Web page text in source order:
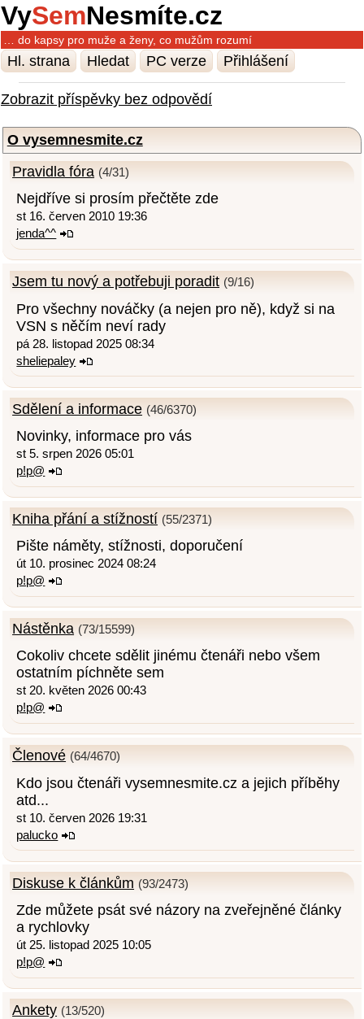
VySemNesmíte.cz
… do kapsy pro muže a ženy, co mužům rozumí
Hl. strana Hledat PC verze Přihlášení
Zobrazit příspěvky bez odpovědí
O vysemnesmite.cz
Pravidla fóra (4/31)
Nejdříve si prosím přečtěte zde
st 16. červen 2010 19:36
jenda^^
Jsem tu nový a potřebuji poradit (9/16)
Pro všechny nováčky (a nejen pro ně), když si na
VSN s něčím neví rady
pá 28. listopad 2025 08:34
sheliepaley
Sdělení a informace (46/6370)
Novinky, informace pro vás
st 5. srpen 2026 05:01
p!p@
Kniha přání a stížností (55/2371)
Pište náměty, stížnosti, doporučení
út 10. prosinec 2024 08:24
p!p@
Nástěnka (73/15599)
Cokoliv chcete sdělit jinému čtenáři nebo všem
ostatním píchněte sem
st 20. květen 2026 00:43
p!p@
Členové (64/4670)
Kdo jsou čtenáři vysemnesmite.cz a jejich příběhy
atd...
st 10. červen 2026 19:31
palucko
Diskuse k článkům (93/2473)
Zde můžete psát své názory na zveřejněné články
a rychlovky
út 25. listopad 2025 10:05
p!p@
Ankety (13/520)